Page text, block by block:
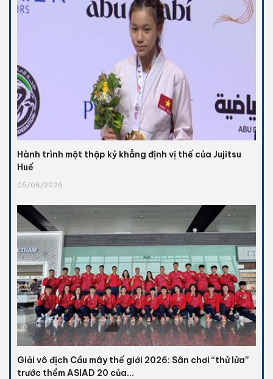
Hành trình một thập kỷ khẳng định vị thế của Jujitsu
Huế
05/08/2026
Giải vô địch Cầu mây thế giới 2026: Sân chơi “thử lửa”
trước thềm ASIAD 20 của...